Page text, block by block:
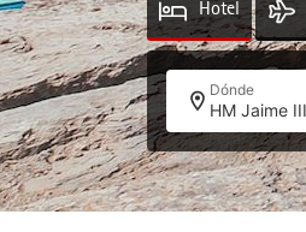
Hotel
Dónde
HM Jaime III